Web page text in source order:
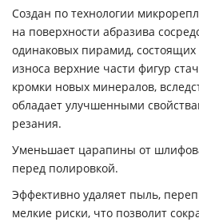
Создан по технологии
на поверхности абразива
одинаковых пирамид,
износа верхние части фигур
кромки новых минералов,
обладает улучшенными
резания.
Уменьшает царапины от
перед полировкой.
Эффективно удаляет пыль,
мелкие риски, что позволит